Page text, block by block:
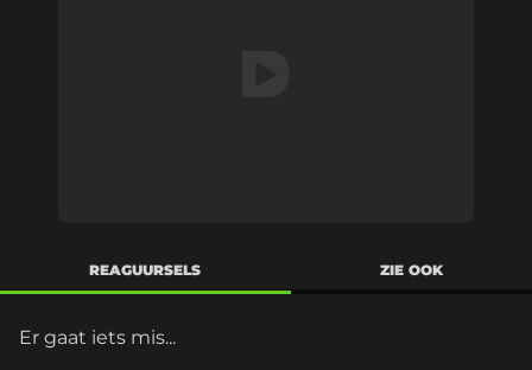
REAGUURSELS ZIE OOK
Er gaat iets mis...